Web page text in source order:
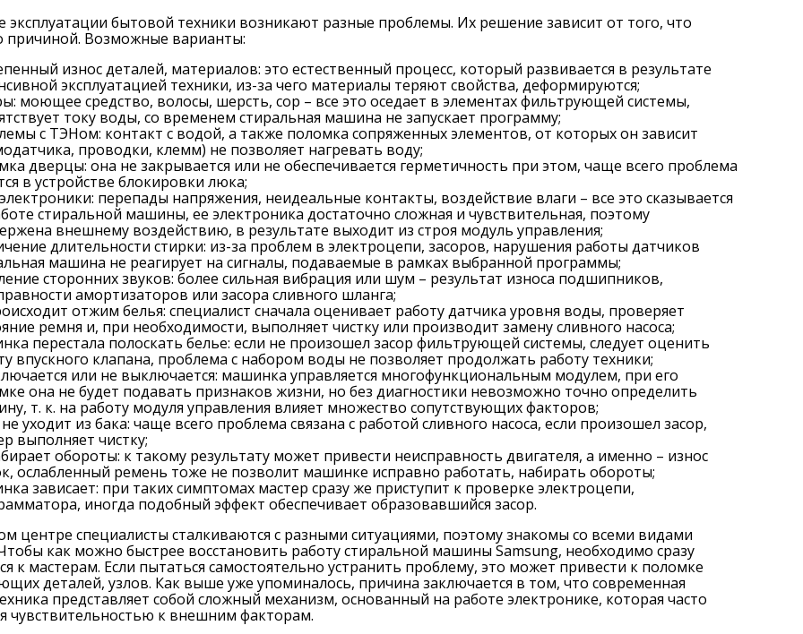
эксплуатации бытовой техники возникают разные проблемы. Их решение зависит от того, что
причиной. Возможные варианты:
износ деталей, материалов: это естественный процесс, который развивается в результате
эксплуатацией техники, из-за чего материалы теряют свойства, деформируются;
моющее средство, волосы, шерсть, сор – все это оседает в элементах фильтрующей системы,
току воды, со временем стиральная машина не запускает программу;
с ТЭНом: контакт с водой, а также поломка сопряженных элементов, от которых он зависит
проводки, клемм) не позволяет нагревать воду;
дверцы: она не закрывается или не обеспечивается герметичность при этом, чаще всего проблема
в устройстве блокировки люка;
перепады напряжения, неидеальные контакты, воздействие влаги – все это сказывается
стиральной машины, ее электроника достаточно сложная и чувствительная, поэтому
внешнему воздействию, в результате выходит из строя модуль управления;
длительности стирки: из-за проблем в электроцепи, засоров, нарушения работы датчиков
машина не реагирует на сигналы, подаваемые в рамках выбранной программы;
сторонних звуков: более сильная вибрация или шум – результат износа подшипников,
амортизаторов или засора сливного шланга;
отжим белья: специалист сначала оценивает работу датчика уровня воды, проверяет
ремня и, при необходимости, выполняет чистку или производит замену сливного насоса;
перестала полоскать белье: если не произошел засор фильтрующей системы, следует оценить
впускного клапана, проблема с набором воды не позволяет продолжать работу техники;
или не выключается: машинка управляется многофункциональным модулем, при его
она не будет подавать признаков жизни, но без диагностики невозможно точно определить
т. к. на работу модуля управления влияет множество сопутствующих факторов;
уходит из бака: чаще всего проблема связана с работой сливного насоса, если произошел засор,
выполняет чистку;
обороты: к такому результату может привести неисправность двигателя, а именно – износ
ослабленный ремень тоже не позволит машинке исправно работать, набирать обороты;
зависает: при таких симптомах мастер сразу же приступит к проверке электроцепи,
иногда подобный эффект обеспечивает образовавшийся засор.
центре специалисты сталкиваются с разными ситуациями, поэтому знакомы со всеми видами
как можно быстрее восстановить работу стиральной машины Samsung, необходимо сразу
к мастерам. Если пытаться самостоятельно устранить проблему, это может привести к поломке
деталей, узлов. Как выше уже упоминалось, причина заключается в том, что современная
представляет собой сложный механизм, основанный на работе электронике, которая часто
чувствительностью к внешним факторам.